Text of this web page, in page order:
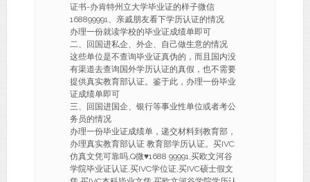
证书-办肯特州立大学毕业证的样子微信
168899991、亲戚朋友看下学历认证的情况
办理一份就读学校的毕业证成绩单即可
二、回国进私企、外企、自己做生意的情况
这些单位是不查询毕业证真伪的，而且国内没
有渠道去查询国外学历认证的真假，也不需要
提供真实教育部认证。鉴于此，办理一份毕业
证成绩单即可
三、回国进国企、银行等事业性单位或者考公
务员的情况
办理一份毕业证成绩单，递交材料到教育部，
办理真实教育部认证 教育部学历认证。买IVC
仿真文凭可靠吗,Q微♥1688 99991,买欧文河谷
学院毕业证认证,买IVC学位证,买IVC硕士假文